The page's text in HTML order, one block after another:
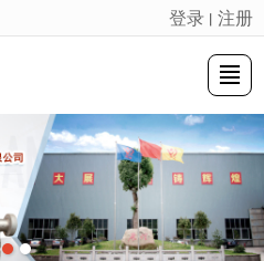
很遗憾，因您的浏览器版本过低导致无法获得最佳浏览体验，推荐下载安装谷歌浏览器！
登录 丨 注册
企业荣誉 产品展示 新闻资讯 设备工艺 联系我们 留言反馈